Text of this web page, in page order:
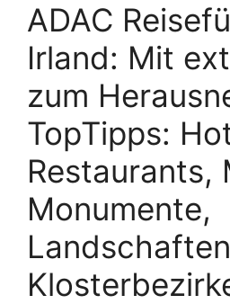
ADAC
Irland: Mit
zum
TopTipps:
Restaurants,
Monumente,